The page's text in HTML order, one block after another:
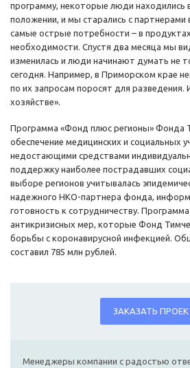
программу, некоторые люди находились
положении, и мы старались с партнерами
самые острые потребности – в
необходимости. Спустя два месяца мы
изменилась и люди начинают думать не
сегодня. Например, в Приморском крае
по их запросам поросят для разведения.
хозяйстве».
Программа «Фонд плюс регионы» Фонда
обеспечение медицинских и социальных
недостающими средствами
поддержку наиболее пострадавших
выборе регионов учитывалась
надежного НКО-партнера фонда,
готовность к сотрудничеству.
антикризисных мер, которые Фонд
борьбы с коронавирусной инфекцией.
составил 785 млн рублей.
ЗАКАЗАТЬ
Менеджеры компании с радостью